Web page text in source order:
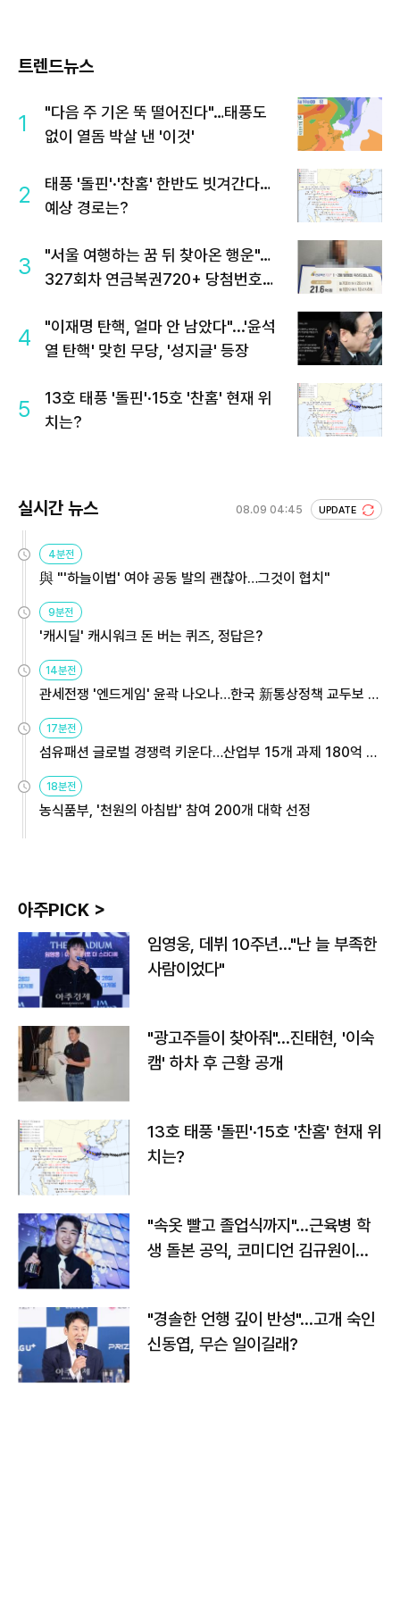
트렌드뉴스
1
"다음 주 기온 뚝 떨어진다"…태풍도
없이 열돔 박살 낸 '이것'
2
태풍 '돌핀'·'찬홈' 한반도 빗겨간다…
예상 경로는?
3
"서울 여행하는 꿈 뒤 찾아온 행운"…
327회차 연금복권720+ 당첨번호조
4
"이재명 탄핵, 얼마 안 남았다"...'윤석
열 탄핵' 맞힌 무당, '성지글' 등장
5
13호 태풍 '돌핀'·15호 '찬홈' 현재 위
치는?
실시간 뉴스 08.09 04:45 UPDATE
4분전
與 "'하늘이법' 여야 공동 발의 괜찮아…그것이 협치"
9분전
'캐시딜' 캐시워크 돈 버는 퀴즈, 정답은?
14분전
관세전쟁 '엔드게임' 윤곽 나오나…한국 新통상정책 교두보 활
17분전
섬유패션 글로벌 경쟁력 키운다…산업부 15개 과제 180억 지
18분전
농식품부, '천원의 아침밥' 참여 200개 대학 선정
아주PICK >
임영웅, 데뷔 10주년…"난 늘 부족한
사람이었다"
"광고주들이 찾아줘"…진태현, '이숙
캠' 하차 후 근황 공개
13호 태풍 '돌핀'·15호 '찬홈' 현재 위
치는?
"속옷 빨고 졸업식까지"…근육병 학
생 돌본 공익, 코미디언 김규원이었
"경솔한 언행 깊이 반성"…고개 숙인
신동엽, 무슨 일이길래?